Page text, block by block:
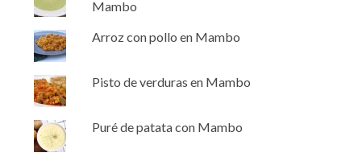
Mambo
Arroz con pollo en Mambo
Pisto de verduras en Mambo
Puré de patata con Mambo